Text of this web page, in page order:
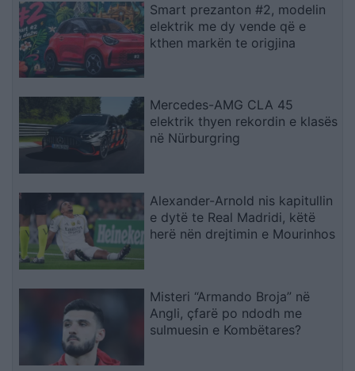
Smart prezanton #2, modelin
elektrik me dy vende që e
kthen markën te origjina
Mercedes-AMG CLA 45
elektrik thyen rekordin e klasës
në Nürburgring
Alexander-Arnold nis kapitullin
e dytë te Real Madridi, këtë
herë nën drejtimin e Mourinhos
Misteri “Armando Broja” në
Angli, çfarë po ndodh me
sulmuesin e Kombëtares?